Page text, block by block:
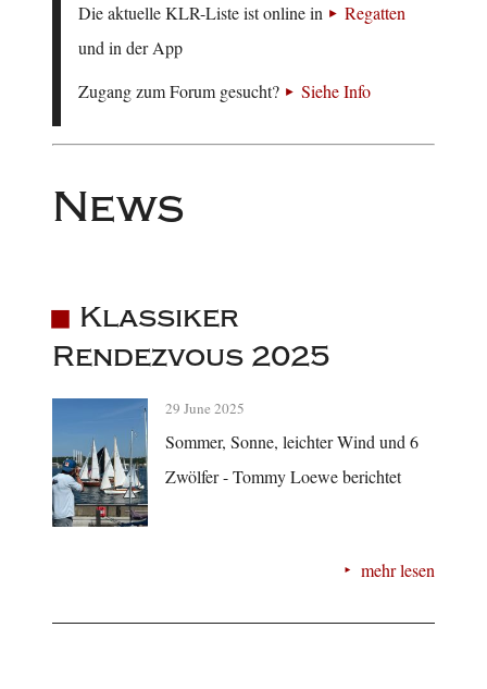
Die aktuelle KLR-Liste ist online in
Regatten
und in der App
Zugang zum Forum gesucht?
Siehe Info
News
Klassiker
Rendezvous 2025
29 June 2025
Sommer, Sonne, leichter Wind und 6
Zwölfer - Tommy Loewe berichtet
mehr lesen